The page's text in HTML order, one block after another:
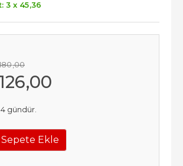
3 x 45,36
,00
,00
gündür.
Sepete Ekle